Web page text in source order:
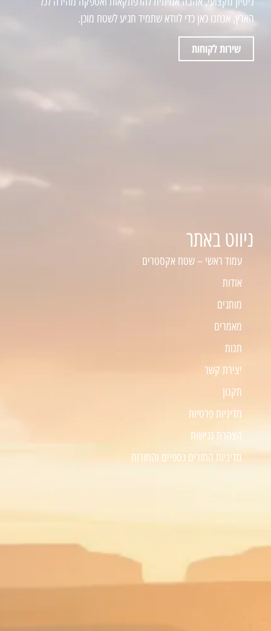
הארץ, אנחנו כאן כדי לוודא שתמיד תגיע לשטח מוכן.
שירות לקוחות
ניווט באתר
עמוד ראשי – שטח אקסטרים
אודות
מותגים
מאמרים
חנות
יצירת קשר
תקנון
מדיניות פרטיות
הצהרת נגישות
מדיניות החזרים כספיים והחזרות